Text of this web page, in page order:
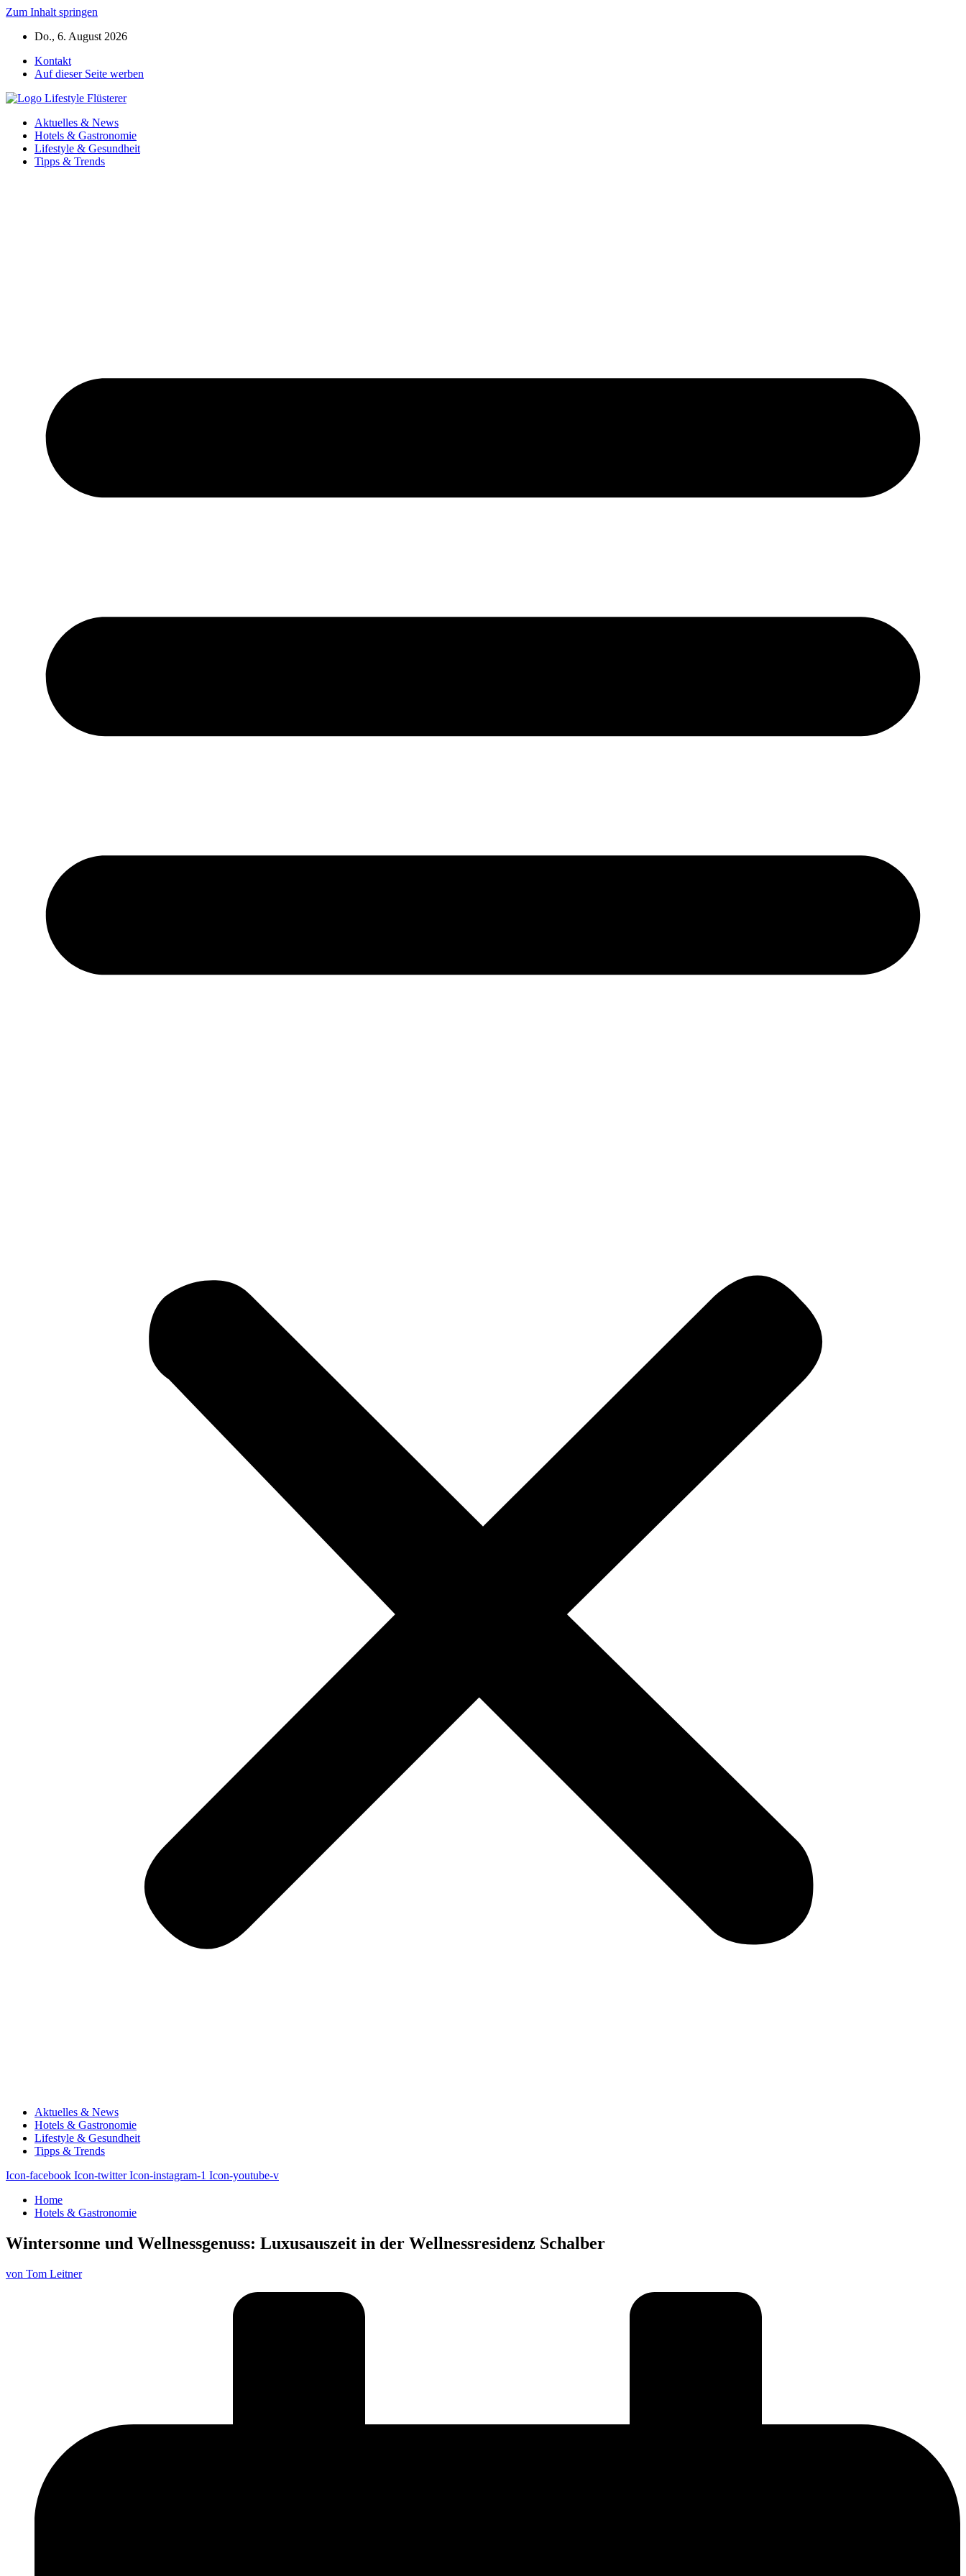
Zum Inhalt springen
Do., 6. August 2026
Kontakt
Auf dieser Seite werben
Aktuelles & News
Hotels & Gastronomie
Lifestyle & Gesundheit
Tipps & Trends
Aktuelles & News
Hotels & Gastronomie
Lifestyle & Gesundheit
Tipps & Trends
Icon-facebook Icon-twitter Icon-instagram-1 Icon-youtube-v
Home
Hotels & Gastronomie
Wintersonne und Wellnessgenuss: Luxusauszeit in der Wellnessresidenz Schalber
von Tom Leitner